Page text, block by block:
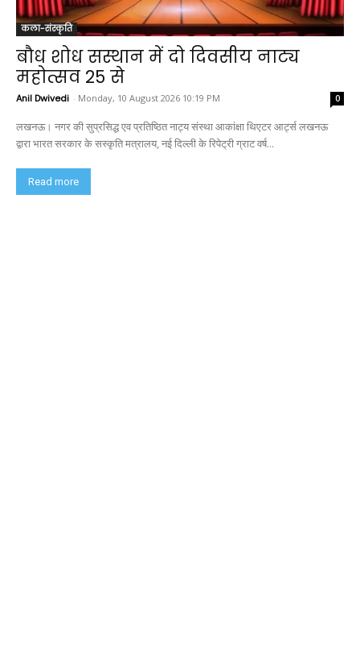
कला-संस्कृति
बौध शोध सस्थान में दो दिवसीय नाट्य
महोत्सव 25 से
Anil Dwivedi - Monday, 10 August 2026 10:19 PM 0
लखनऊ। नगर की सुप्रसिद्ध एव प्रतिष्ठित नाट्य संस्था आकांक्षा थिएटर आर्ट्स लखनऊ
द्वारा भारत सरकार के सस्कृति मत्रालय, नई दिल्ली के रिपेट्री ग्राट वर्ष...
Read more